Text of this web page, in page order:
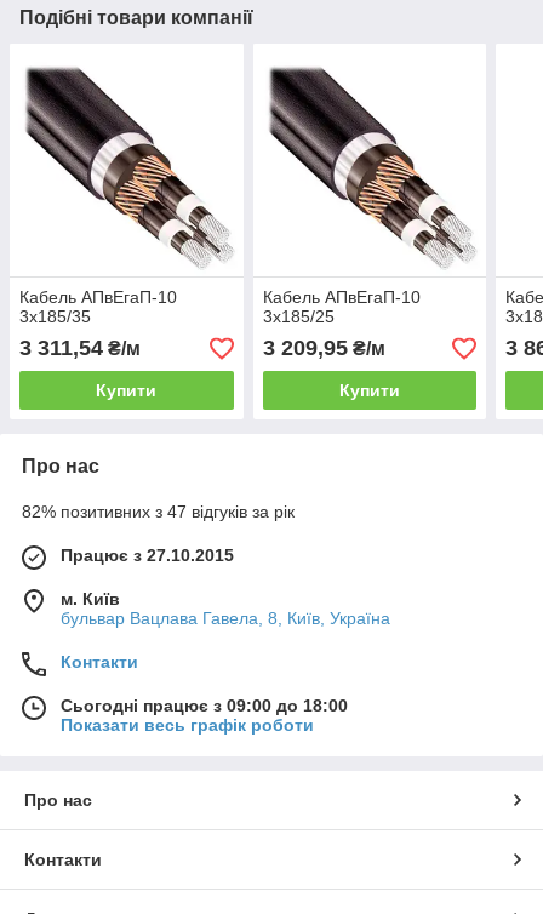
Подібні товари компанії
Кабель АПвЕгаП‑10
3х185/35
3 311,54 ₴/м
Купити
Кабель АПвЕгаП‑10
3х185/25
3 209,95₴/м
Купити
3
Про нас
82% позитивних з 47 відгуків за рік
Працює з 27.10.2015
м. Київ
бульвар Вацлава Гавела, 8, Київ, Україна
Контакти
Сьогодні працює з 09:00 до 18:00
Показати весь графік роботи
Про нас
Контакти